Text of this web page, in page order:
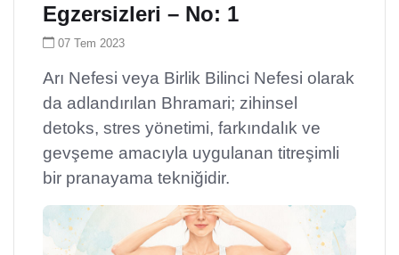
Egzersizleri – No: 1
07 Tem 2023
Arı Nefesi veya Birlik Bilinci Nefesi olarak
da adlandırılan Bhramari; zihinsel
detoks, stres yönetimi, farkındalık ve
gevşeme amacıyla uygulanan titreşimli
bir pranayama tekniğidir.